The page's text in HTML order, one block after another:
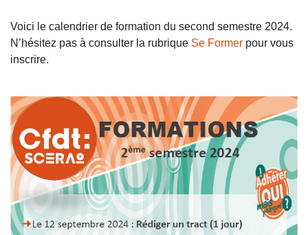
Voici le calendrier de formation du second semestre 2024.
N’hésitez pas à consulter la rubrique Se Former pour vous
inscrire.